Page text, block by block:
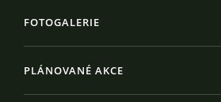
FOTOGALERIE
PLÁNOVANÉ AKCE